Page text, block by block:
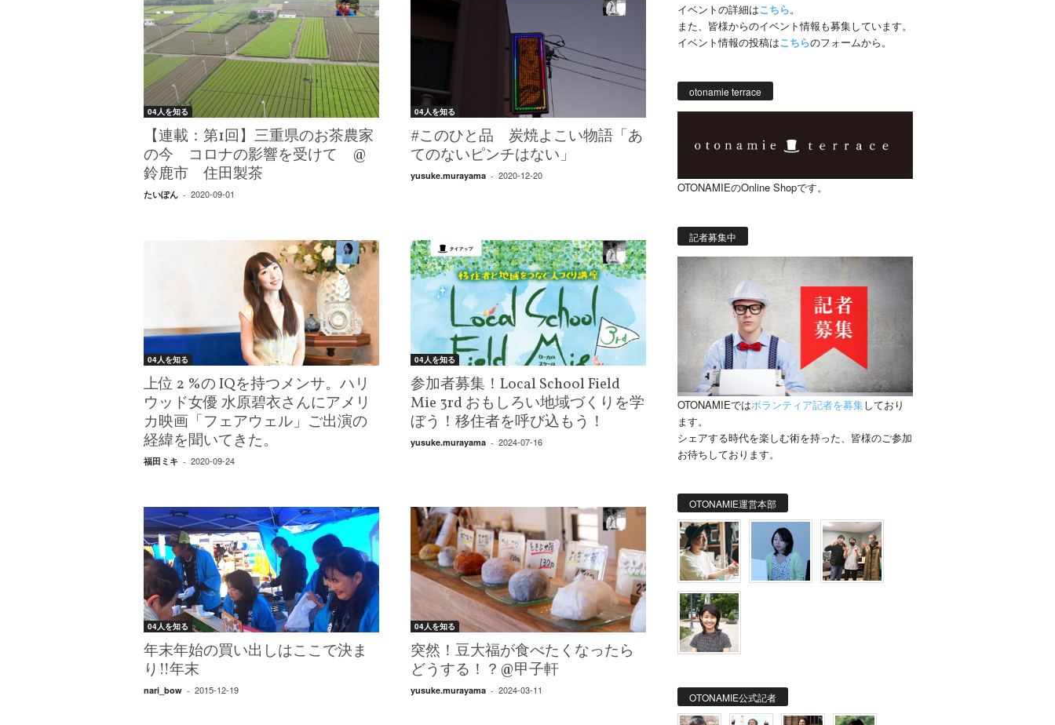
04人を知る
【連載：第1回】三重県のお茶農家
の今 コロナの影響を受けて @
鈴鹿市 住田製茶
たいぽん - 2020-09-01
04人を知る
#このひと品 炭焼よこい物語「あ
てのないピンチはない」
yusuke.murayama - 2020-12-20
04人を知る
上位 2 %の IQを持つメンサ。ハリ
ウッド女優 水原碧衣さんにアメリ
カ映画「フェアウェル」ご出演の
経緯を聞いてきた。
福田ミキ - 2020-09-24
04人を知る
参加者募集！Local School Field
Mie 3rd おもしろい地域づくりを学
ぼう！移住者を呼び込もう！
yusuke.murayama - 2024-07-16
04人を知る
年末年始の買い出しはここで決ま
り!!年末
nari_bow - 2015-12-19
04人を知る
突然！豆大福が食べたくなったら
どうする！？@甲子軒
yusuke.murayama - 2024-03-11
イベントの詳細はこちら。
また、皆様からのイベント情報も募集しています。
イベント情報の投稿はこちらのフォームから。
otonamie terrace
OTONAMIEのOnline Shopです。
記者募集中
OTONAMIEではボランティア記者を募集しており
ます。
シェアする時代を楽しむ術を持った、皆様のご参加
お待ちしております。
OTONAMIE運営本部
OTONAMIE公式記者